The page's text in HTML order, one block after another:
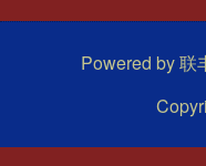
Powered by联